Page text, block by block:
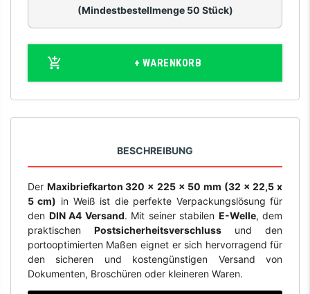
(Mindestbestellmenge 50 Stück)
+ WARENKORB
BESCHREIBUNG
Der Maxibriefkarton 320 x 225 x 50 mm (32 x 22,5 x
5 cm) in Weiß ist die perfekte Verpackungslösung für
den DIN A4 Versand. Mit seiner stabilen E-Welle, dem
praktischen Postsicherheitsverschluss und den
portooptimierten Maßen eignet er sich hervorragend für
den sicheren und kostengünstigen Versand von
Dokumenten, Broschüren oder kleineren Waren.